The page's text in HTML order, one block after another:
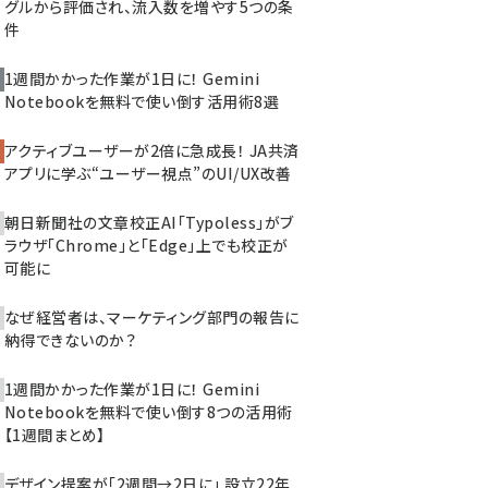
グルから評価され、流入数を増やす5つの条
件
1週間かかった作業が1日に！ Gemini
Notebookを無料で使い倒す活用術8選
アクティブユーザーが2倍に急成長！ JA共済
アプリに学ぶ“ユーザー視点”のUI/UX改善
朝日新聞社の文章校正AI「Typoless」がブ
ラウザ「Chrome」と「Edge」上でも校正が
可能に
なぜ経営者は、マーケティング部門の報告に
納得できないのか？
1週間かかった作業が1日に！ Gemini
Notebookを無料で使い倒す8つの活用術
【1週間まとめ】
デザイン提案が「2週間→2日に」 設立22年